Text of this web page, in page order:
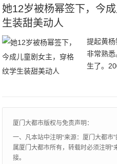
她12岁被杨幂签下，今
生装甜美动人
提起黄
非常熟
生了。
但是已
厦门大都市版权与免责声明：
一、凡本站中注明“来源：厦门大都市
属厦门大都市所有，转载时必须注明“
接。